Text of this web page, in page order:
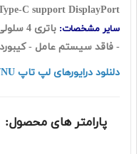
C support DisplayPort
سایر مشخصات:
- فاقد سیستم عامل -
دلنلود درایورهای لپ تاپ FA507NU از وبسایت ایسوس
پارامتر های محصول: